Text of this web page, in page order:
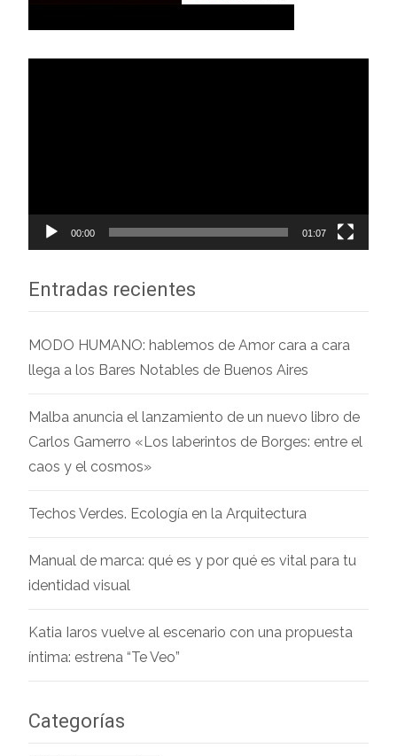
00:00 01:07
Entradas recientes
MODO HUMANO: hablemos de Amor cara a cara
llega a los Bares Notables de Buenos Aires
Malba anuncia el lanzamiento de un nuevo libro de
Carlos Gamerro «Los laberintos de Borges: entre el
caos y el cosmos»
Techos Verdes. Ecología en la Arquitectura
Manual de marca: qué es y por qué es vital para tu
identidad visual
Katia Iaros vuelve al escenario con una propuesta
íntima: estrena “Te Veo”
Categorías